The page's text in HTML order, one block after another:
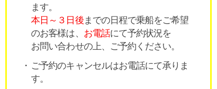
ます。
本日～３日後までの日程で乗船をご希望
のお客様は、 お電話にて予約状況を
お問い合わせの上、ご予約ください。
ご予約のキャンセルはお電話にて承りま
す。